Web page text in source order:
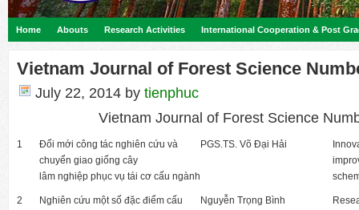
Home Abouts Research Activities International Cooperation & Post
Vietnam Journal of Forest Science
July 22, 2014 by tienphuc
Vietnam Journal of Forest Science
1
Đổi mới công tác nghiên cứu và
chuyển giao giống cây
lâm nghiệp phục vụ tái cơ cấu ngành
PGS.TS. Võ Đại Hải
2
Nghiên cứu một số đặc điểm cấu
Nguyễn Trọng Bình